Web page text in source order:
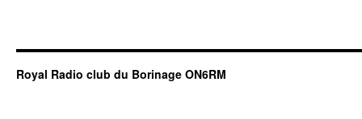
Royal Radio club du Borinage ON6RM